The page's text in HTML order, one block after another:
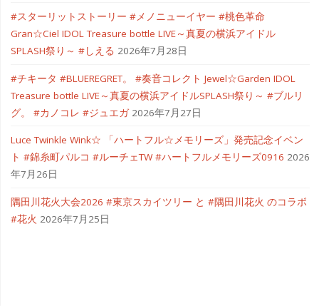
#スターリットストーリー #メノニューイヤー #桃色革命
Gran☆Ciel IDOL Treasure bottle LIVE～真夏の横浜アイドル
SPLASH祭り～ #しえる 2026年7月28日
#チキータ #BLUEREGRET。 #奏音コレクト Jewel☆Garden IDOL
Treasure bottle LIVE～真夏の横浜アイドルSPLASH祭り～ #ブルリ
グ。 #カノコレ #ジュエガ 2026年7月27日
Luce Twinkle Wink☆ 「ハートフル☆メモリーズ」発売記念イベン
ト #錦糸町パルコ #ルーチェTW #ハートフルメモリーズ0916 2026
年7月26日
隅田川花火大会2026 #東京スカイツリー と #隅田川花火 のコラボ
#花火 2026年7月25日